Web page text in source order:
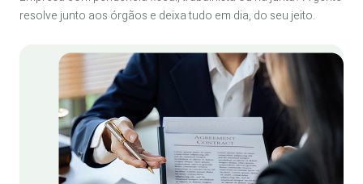
resolve junto aos órgãos e deixa tudo em dia, do seu jeito.